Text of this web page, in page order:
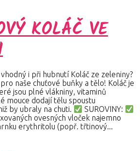
KOLÁČ VE
i při hubnutí Koláč ze zeleniny?
naše chuťové buňky a tělo! Koláč je
jsou plné vlákniny, vitaminů
mouce dodají tělu spoustu
by ubraly na chuti.
SUROVINY:
ovesných vloček najemno
erythritolu (popř. třtinový...